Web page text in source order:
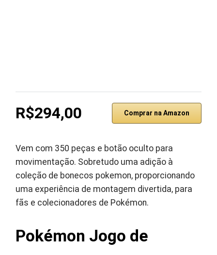
R$294,00 Comprar na Amazon
Vem com 350 peças e botão oculto para
movimentação. Sobretudo uma adição à
coleção de bonecos pokemon, proporcionando
uma experiência de montagem divertida, para
fãs e colecionadores de Pokémon.
Pokémon Jogo de